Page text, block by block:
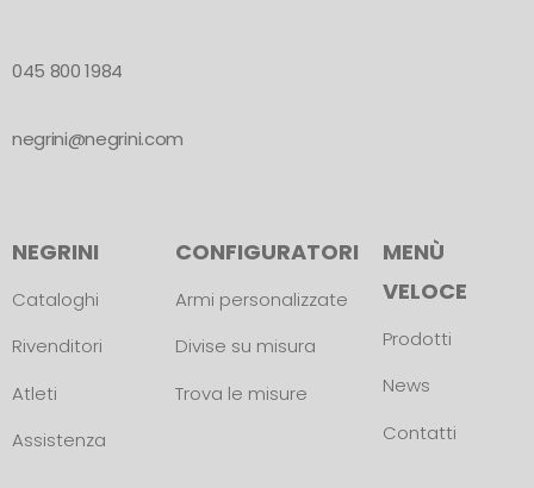
045 800 1984
negrini@negrini.com
NEGRINI
Cataloghi
Rivenditori
Atleti
Assistenza
CONFIGURATORI
Armi personalizzate
Divise su misura
Trova le misure
MENÙ
VELOCE
Prodotti
News
Contatti